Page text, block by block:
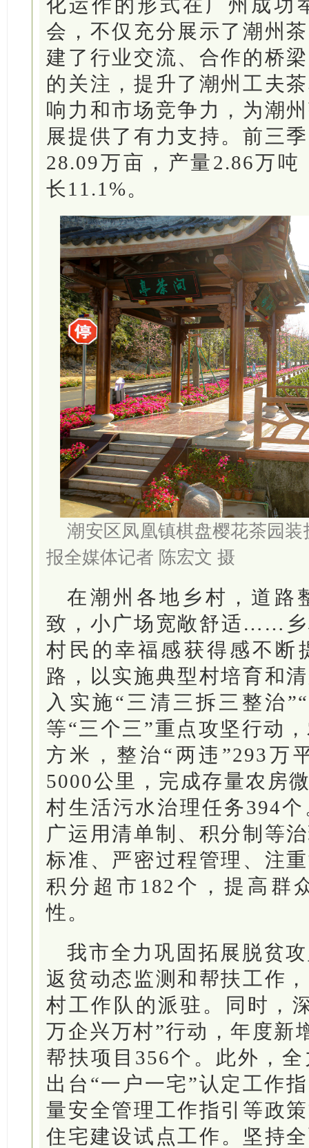
化运作的形式在广州成功
会，不仅充分展示了潮州
建了行业交流、合作的桥
的关注，提升了潮州工夫
响力和市场竞争力，为潮
展提供了有力支持。前三
28.09万亩，产量2.86万
长11.1%。
潮安区凤凰镇棋盘樱花茶园
报全媒体记者 陈宏文 摄
在潮州各地乡村，道路
致，小广场宽敞舒适……乡
村民的幸福感获得感不断
路，以实施典型村培育和
入实施“三清三拆三整治
等“三个三”重点攻坚行动
方米，整治“两违”293万
5000公里，完成存量农房
村生活污水治理任务394
广运用清单制、积分制等
标准、严密过程管理、注
积分超市182个，提高群
性。
我市全力巩固拓展脱贫
返贫动态监测和帮扶工作
村工作队的派驻。同时，
万企兴万村”行动，年度新
帮扶项目356个。此外，
出台“一户一宅”认定工作
量安全管理工作指引等政
住宅建设试点工作。坚持